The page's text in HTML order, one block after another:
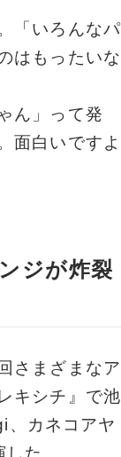
「いろんなパ
はもったいな
ん」って発
面白いですよ
ジが炸裂
さまざまなア
キシチ』で池
カネコアヤ
た。